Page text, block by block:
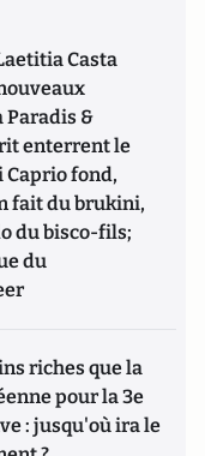
Casta
Paradis &
enterrent le
Caprio fond,
fait du brukini,
du bisco-fils;
du
riches que la
pour la 3e
: jusqu'où ira le